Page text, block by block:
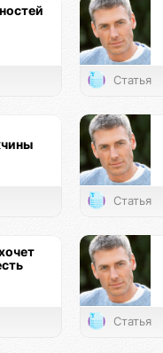
Статья
Статья
Статья